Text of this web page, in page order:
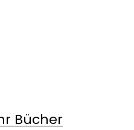
Bücher